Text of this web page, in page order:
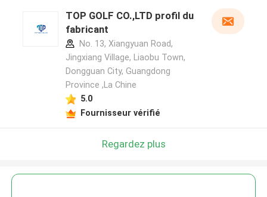
TOP GOLF CO.,LTD profil du
fabricant
No. 13, Xiangyuan Road,
Jingxiang Village, Liaobu Town,
Dongguan City, Guangdong
Province ,La Chine
5.0
Fournisseur vérifié
Regardez plus